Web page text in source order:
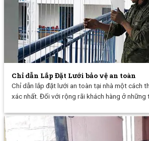
Chỉ dẫn Lắp Đặt Lưới bảo vệ an toàn
Chỉ dẫn lắp đặt lưới an toàn tại nhà một cách
xác nhất. Đối với rộng rãi khách hàng ở những